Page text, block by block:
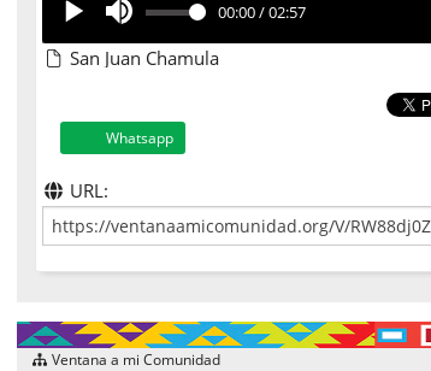
00:00/02:57
San Juan Chamula
Whatsapp
URL:
Ventana a mi Comunidad